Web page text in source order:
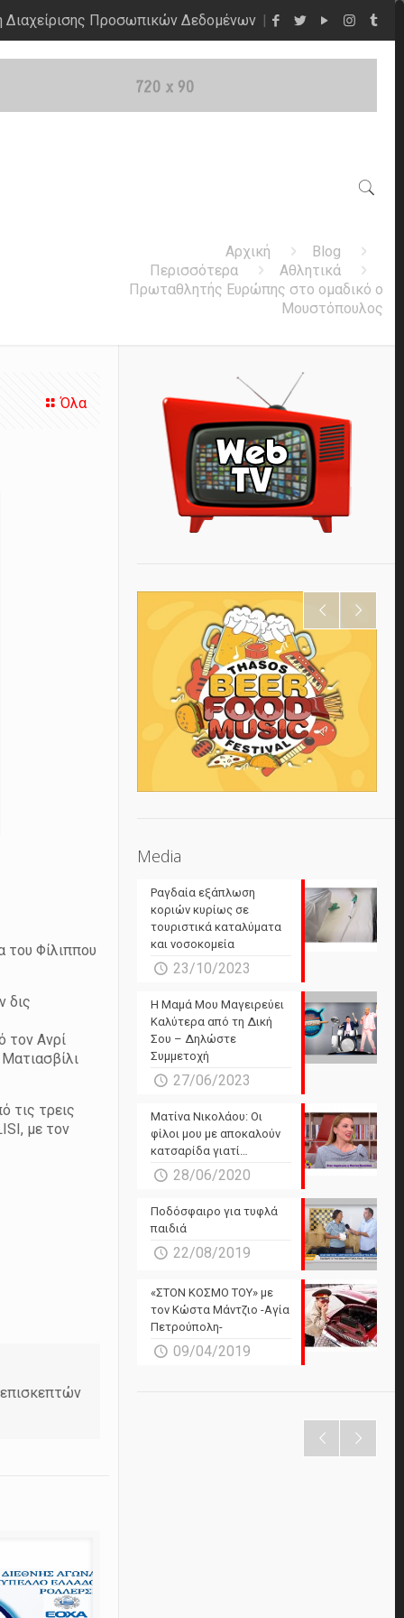
Διαχείρισης Προσωπικών Δεδομένων
Αρχική
Blog
Περισσότερα
Αθλητικά
Πρωταθλητής Ευρώπης στο ομαδικό ο
Μουστόπουλος
Όλα
του Φίλιππου
δις
τον Ανρί
τις τρεις
με τον
Media
Ραγδαία εξάπλωση
κοριών κυρίως σε
τουριστικά καταλύματα
και νοσοκομεία
23/10/2023
Η Μαμά Μου Μαγειρεύει
Καλύτερα από τη Δική
Σου – Δηλώστε
Συμμετοχή
27/06/2023
Ματίνα Νικολάου: Οι
φίλοι μου με αποκαλούν
κατσαρίδα γιατί…
28/06/2020
Ποδόσφαιρο για τυφλά
παιδιά
22/08/2019
«ΣΤΟΝ ΚΟΣΜΟ ΤΟΥ» με
τον Κώστα Μάντζιο -Αγία
Πετρούπολη-
09/04/2019